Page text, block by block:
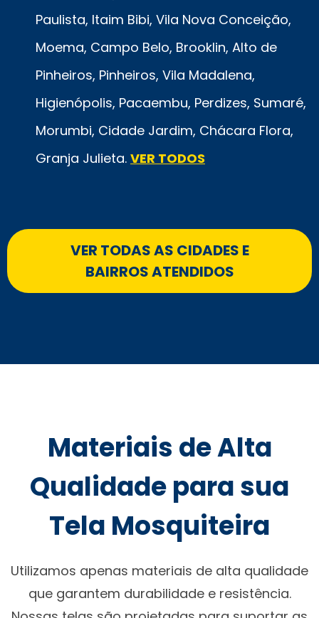
Paulista, Itaim Bibi, Vila Nova Conceição,
Moema, Campo Belo, Brooklin, Alto de
Pinheiros, Pinheiros, Vila Madalena,
Higienópolis, Pacaembu, Perdizes, Sumaré,
Morumbi, Cidade Jardim, Chácara Flora,
Granja Julieta. VER TODOS
VER TODAS AS CIDADES E
BAIRROS ATENDIDOS
Materiais de Alta
Qualidade para sua
Tela Mosquiteira
Utilizamos apenas materiais de alta qualidade
que garantem durabilidade e resistência.